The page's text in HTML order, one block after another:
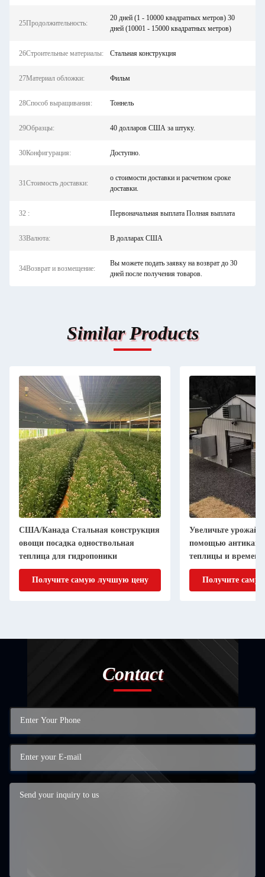
25Продолжительность:
20 дней (1 - 10000 квадратных метров) 30
дней (10001 - 15000 квадратных метров)
26Строительные материалы: Стальная конструкция
27Материал обложки: Фильм
28Способ выращивания: Тоннель
29Образцы: 40 долларов США за штуку.
30Конфигурация: Доступно.
31Стоимость доставки:
о стоимости доставки и расчетном сроке
доставки.
32 : Первоначальная выплата Полная выплата
33Валюта: В долларах США
34Возврат и возмещение:
Вы можете подать заявку на возврат до 30
дней после получения товаров.
Similar Products
США/Канада Стальная конструкция
овощи посадка одноствольная
теплица для гидропоники
Получите самую лучшую цену
Увеличьте
помощью
теплицы и
Получите
Contact